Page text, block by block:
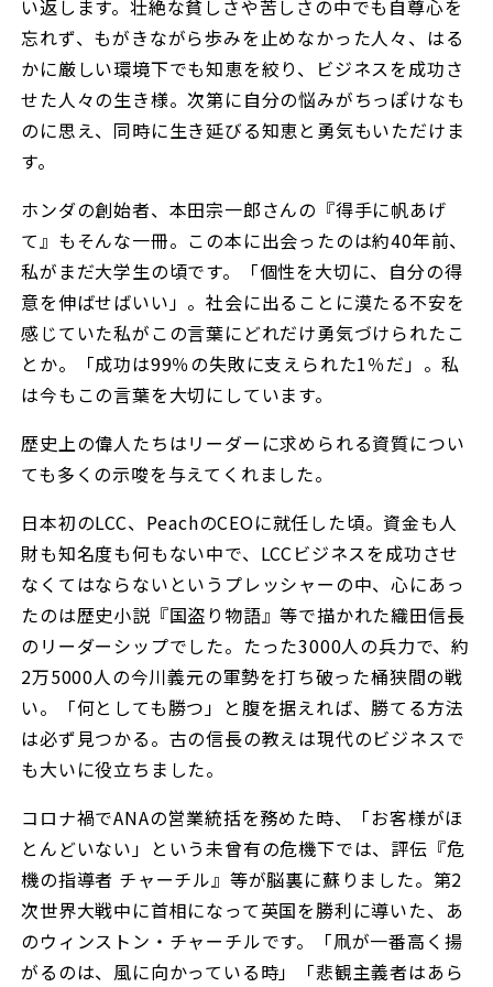
い返します。壮絶な貧しさや苦しさの中でも自尊心を
忘れず、もがきながら歩みを止めなかった人々、はる
かに厳しい環境下でも知恵を絞り、ビジネスを成功さ
せた人々の生き様。次第に自分の悩みがちっぽけなも
のに思え、同時に生き延びる知恵と勇気もいただけま
す。
ホンダの創始者、本田宗一郎さんの『得手に帆あげ
て』もそんな一冊。この本に出会ったのは約40年前、
私がまだ大学生の頃です。「個性を大切に、自分の得
意を伸ばせばいい」。社会に出ることに漠たる不安を
感じていた私がこの言葉にどれだけ勇気づけられたこ
とか。「成功は99％の失敗に支えられた1％だ」。私
は今もこの言葉を大切にしています。
歴史上の偉人たちはリーダーに求められる資質につい
ても多くの示唆を与えてくれました。
日本初のLCC、PeachのCEOに就任した頃。資金も人
財も知名度も何もない中で、LCCビジネスを成功させ
なくてはならないというプレッシャーの中、心にあっ
たのは歴史小説『国盗り物語』等で描かれた織田信長
のリーダーシップでした。たった3000人の兵力で、約
2万5000人の今川義元の軍勢を打ち破った桶狭間の戦
い。「何としても勝つ」と腹を据えれば、勝てる方法
は必ず見つかる。古の信長の教えは現代のビジネスで
も大いに役立ちました。
コロナ禍でANAの営業統括を務めた時、「お客様がほ
とんどいない」という未曾有の危機下では、評伝『危
機の指導者 チャーチル』等が脳裏に蘇りました。第2
次世界大戦中に首相になって英国を勝利に導いた、あ
のウィンストン・チャーチルです。「凧が一番高く揚
がるのは、風に向かっている時」「悲観主義者はあら